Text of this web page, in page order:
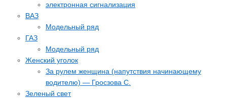
электронная сигнализация
ВАЗ
Модельный ряд
ГАЗ
Модельный ряд
Женский уголок
За рулем женщина (напутствия начинающему
водителю) — Гросзова С.
Зеленый свет